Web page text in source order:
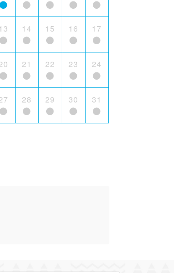
13 14 15 16 17
21 22 23 24
28 29 30 31